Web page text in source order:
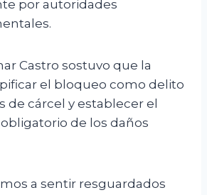
por autoridades
Castro sostuvo que la
el bloqueo como delito
de cárcel y establecer el
de los daños
a sentir resguardados